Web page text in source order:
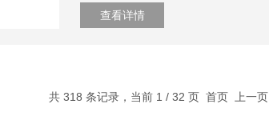
查看详情
共 318 条记录，当前 1 / 32 页 首页 上一页